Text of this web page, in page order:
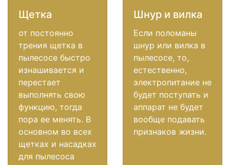
Щетка
от постоянно
трения щетка в
пылесосе быстро
изнашивается и
перестает
выполнять свою
функцию, тогда
пора ее менять. В
основном во всех
щетках и насадках
для пылесоса
Шнур и вилка
Если поломаны
шнур или вилка в
пылесосе, то,
естественно,
электропитание не
будет поступать и
аппарат не будет
вообще подавать
признаков жизни.